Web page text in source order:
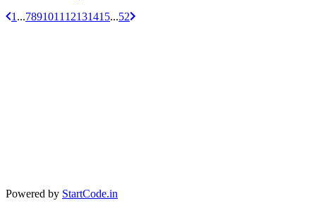
1 ...7891011 12131415...52
Powered by StartCode.in